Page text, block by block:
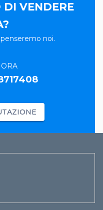
DI VENDERE
noi.